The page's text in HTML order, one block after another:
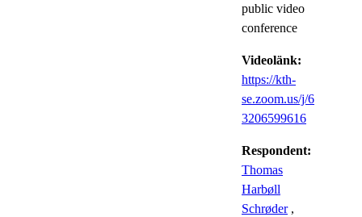
public video
conference
Videolänk:
https://kth-
se.zoom.us/j/6
3206599616
Respondent:
Thomas
Harbøll
Schrøder ,